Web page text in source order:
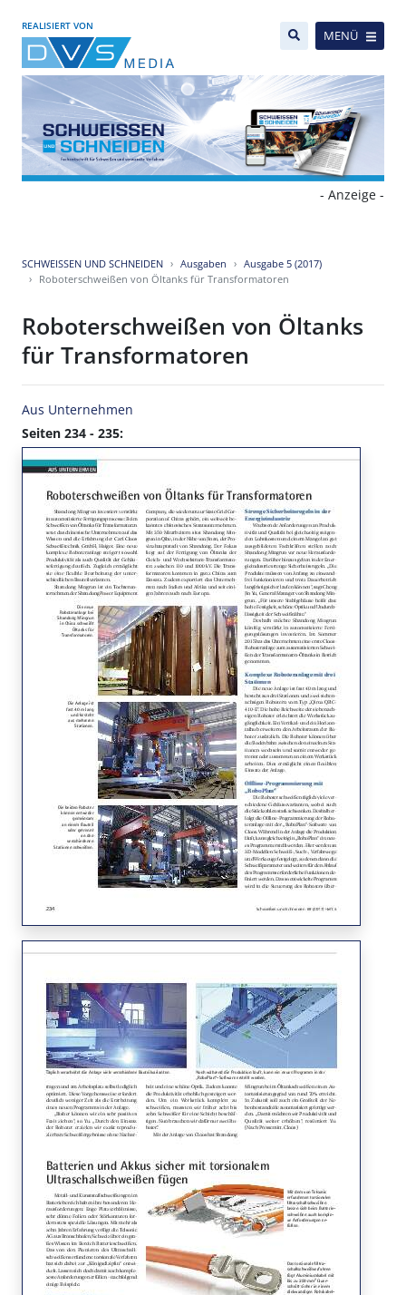
REALISIERT VON
MENÜ
- Anzeige -
SCHWEISSEN UND SCHNEIDEN Ausgaben
Ausgabe 5 (2017)
Roboterschweißen von Öltanks für Transformatoren
Roboterschweißen von Öltanks
für Transformatoren
Aus Unternehmen
Seiten 234 - 235: